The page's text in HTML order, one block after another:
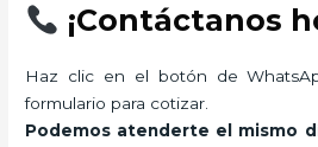
¡Contáctanos
Haz clic en el botón de
formulario para cotizar.
Podemos atenderte el mismo